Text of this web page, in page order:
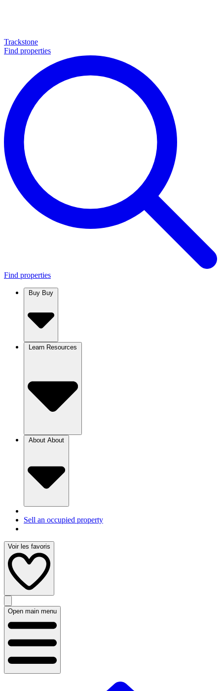
Trackstone
Find properties
Find properties
Buy
Learn
About
Sell an occupied property
Voir les favoris
Open main menu